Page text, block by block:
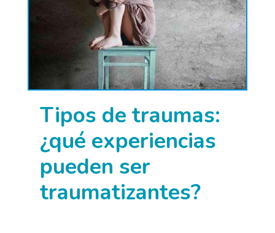
Tipos de traumas:
¿qué experiencias
pueden ser
traumatizantes?